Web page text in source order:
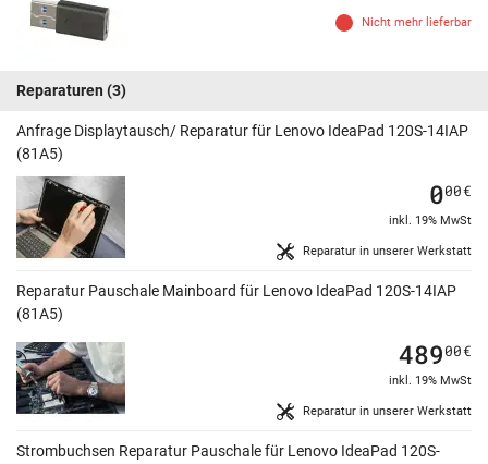
Nicht mehr lieferbar
Reparaturen (3)
Anfrage Displaytausch/ Reparatur für Lenovo IdeaPad 120S-14IAP
(81A5)
Reparatur in unserer Werkstatt
000€
inkl. 19% MwSt
Reparatur Pauschale Mainboard für Lenovo IdeaPad 120S-14IAP
(81A5)
Reparatur in unserer Werkstatt
48900€
inkl. 19% MwSt
Strombuchsen Reparatur Pauschale für Lenovo IdeaPad 120S-